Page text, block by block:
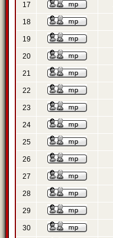
17
18
19
20
21
22
23
24
25
26
27
28
29
30